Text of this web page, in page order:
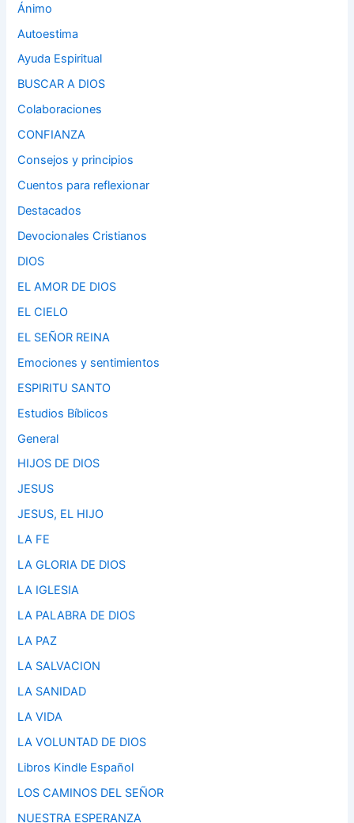
Ánimo
Autoestima
Ayuda Espiritual
BUSCAR A DIOS
Colaboraciones
CONFIANZA
Consejos y principios
Cuentos para reflexionar
Destacados
Devocionales Cristianos
DIOS
EL AMOR DE DIOS
EL CIELO
EL SEÑOR REINA
Emociones y sentimientos
ESPIRITU SANTO
Estudios Bíblicos
General
HIJOS DE DIOS
JESUS
JESUS, EL HIJO
LA FE
LA GLORIA DE DIOS
LA IGLESIA
LA PALABRA DE DIOS
LA PAZ
LA SALVACION
LA SANIDAD
LA VIDA
LA VOLUNTAD DE DIOS
Libros Kindle Español
LOS CAMINOS DEL SEÑOR
NUESTRA ESPERANZA